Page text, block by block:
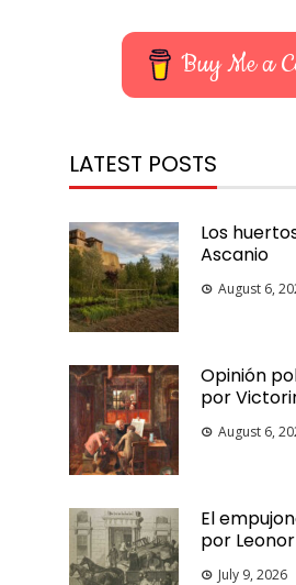
Buy Me a
LATEST POSTS
Los
Ascanio
August 6,
Opinión
por
August 6,
El
por
July 9, 2026